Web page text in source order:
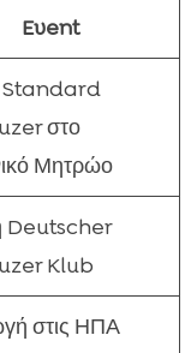
Event
στο
Μητρώο
Deutscher
Klub
στις ΗΠΑ